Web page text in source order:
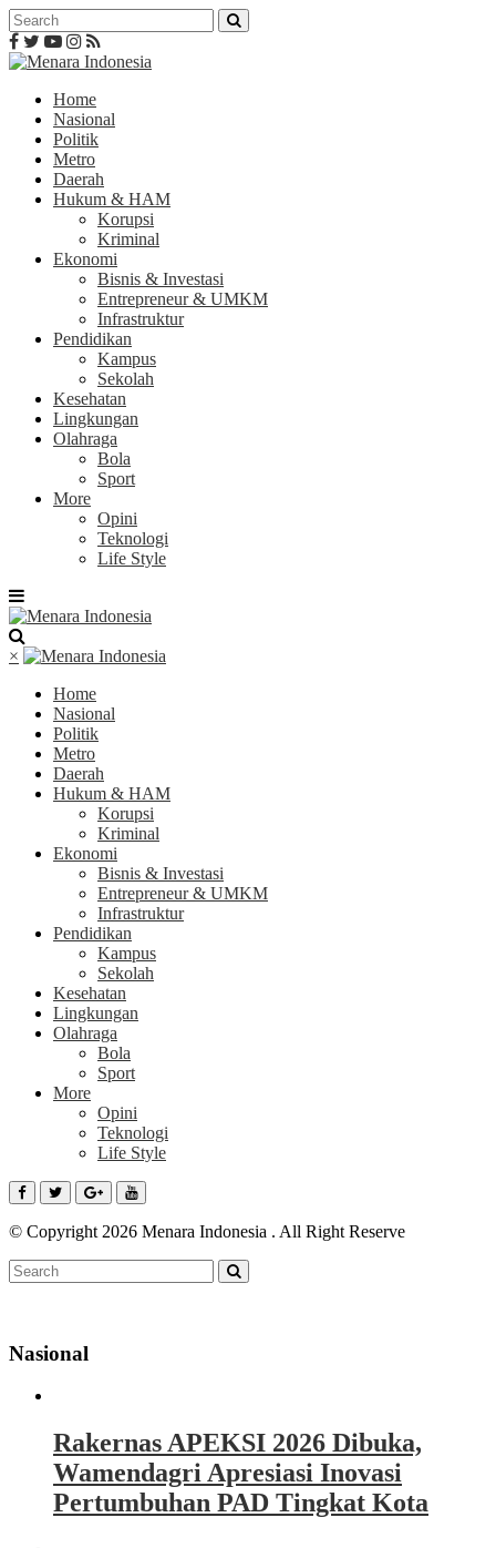
Home
Nasional
Politik
Metro
Daerah
Hukum & HAM
Korupsi
Kriminal
Ekonomi
Bisnis & Investasi
Entrepreneur & UMKM
Infrastruktur
Pendidikan
Kampus
Sekolah
Kesehatan
Lingkungan
Olahraga
Bola
Sport
More
Opini
Teknologi
Life Style
×
Home
Nasional
Politik
Metro
Daerah
Hukum & HAM
Korupsi
Kriminal
Ekonomi
Bisnis & Investasi
Entrepreneur & UMKM
Infrastruktur
Pendidikan
Kampus
Sekolah
Kesehatan
Lingkungan
Olahraga
Bola
Sport
More
Opini
Teknologi
Life Style
© Copyright 2026 Menara Indonesia . All Right Reserve
Nasional
Rakernas APEKSI 2026 Dibuka,
Wamendagri Apresiasi Inovasi
Pertumbuhan PAD Tingkat Kota